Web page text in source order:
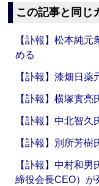
この記事と同じ
【訃報】松本純
める
【訃報】漆畑日
【訃報】横塚實
【訃報】中北智
【訃報】別所芳
【訃報】中村和
締役会長CEO）が